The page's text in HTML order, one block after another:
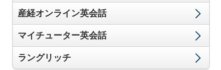
産経オンライン英会話
マイチューター英会話
ラングリッチ